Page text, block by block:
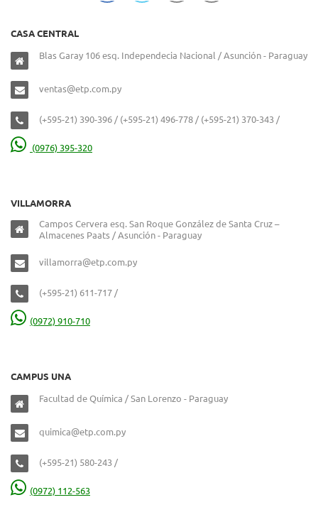
CASA CENTRAL
Blas Garay 106 esq. Independecia Nacional / Asunción - Paraguay
ventas@etp.com.py
(+595-21) 390-396 / (+595-21) 496-778 / (+595-21) 370-343 /
(0976) 395-320
VILLAMORRA
Campos Cervera esq. San Roque González de Santa Cruz –
Almacenes Paats / Asunción - Paraguay
villamorra@etp.com.py
(+595-21) 611-717 /
(0972) 910-710
CAMPUS UNA
Facultad de Química / San Lorenzo - Paraguay
quimica@etp.com.py
(+595-21) 580-243 /
(0972) 112-563